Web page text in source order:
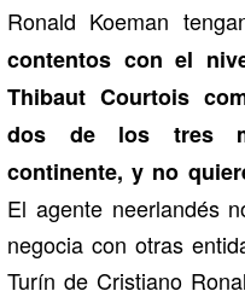
Ronald Koeman
contentos con el
Thibaut Courtois
dos de los tres
continente, y no
El agente neerlandés
negocia con otras
Turín de Cristiano